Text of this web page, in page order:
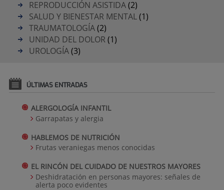
REPRODUCCIÓN ASISTIDA(2)
SALUD Y BIENESTAR MENTAL(1)
TRAUMATOLOGÍA(2)
UNIDAD DEL DOLOR(1)
UROLOGÍA(3)
ÚLTIMAS ENTRADAS
ALERGOLOGÍA INFANTIL
Garrapatas y alergia
HABLEMOS DE NUTRICIÓN
Frutas veraniegas menos conocidas
EL RINCÓN DEL CUIDADO DE NUESTROS MAYORES
Deshidratación en personas mayores: señales de
alerta poco evidentes